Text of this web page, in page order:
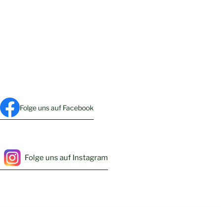
Folge uns auf Facebook
Folge uns auf Instagram